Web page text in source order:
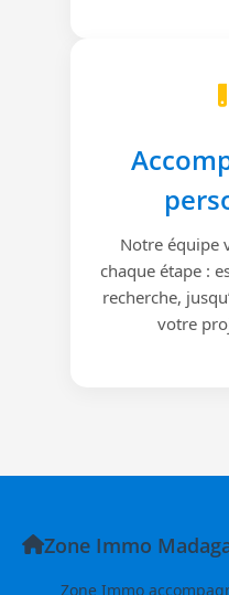
Notre équipe
chaque étape :
recherche,
votre
Zone Immo
Zone Immo